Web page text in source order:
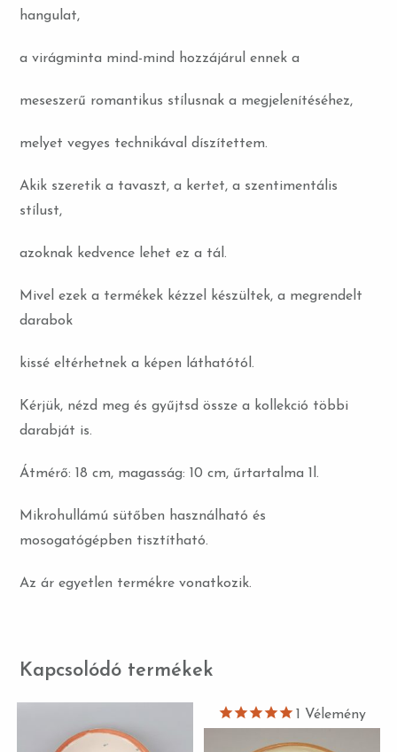
hangulat,
a virágminta mind-mind hozzájárul ennek a
meseszerű romantikus stílusnak a megjelenítéséhez,
melyet vegyes technikával díszítettem.
Akik szeretik a tavaszt, a kertet, a szentimentális
stílust,
azoknak kedvence lehet ez a tál.
Mivel ezek a termékek kézzel készültek, a megrendelt
darabok
kissé eltérhetnek a képen láthatótól.
Kérjük, nézd meg és gyűjtsd össze a kollekció többi
darabját is.
Átmérő: 18 cm, magasság: 10 cm, űrtartalma 1l.
Mikrohullámú sütőben használható és
mosogatógépben tisztítható.
Az ár egyetlen termékre vonatkozik.
Kapcsolódó termékek
Vélemény